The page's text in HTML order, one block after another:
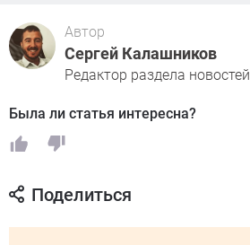
Автор
Сергей Калашников
Редактор раздела новостей
Была ли статья интересна?
Поделиться